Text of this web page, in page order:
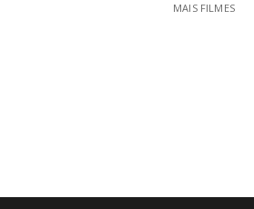
MAIS FILMES